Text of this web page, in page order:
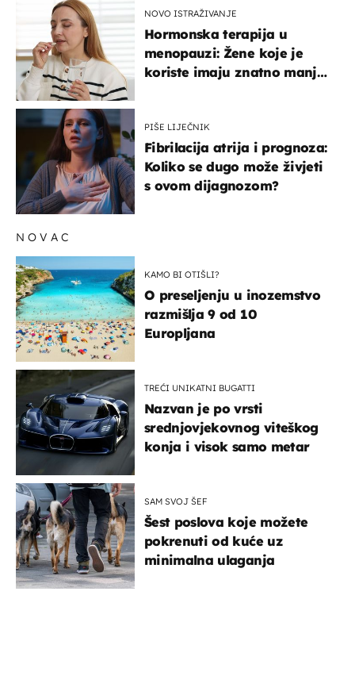
NOVO ISTRAŽIVANJE
Hormonska terapija u
menopauzi: Žene koje je
koriste imaju znatno manji
PIŠE LIJEČNIK
Fibrilacija atrija i prognoza:
Koliko se dugo može živjeti
s ovom dijagnozom?
NOVAC
KAMO BI OTIŠLI?
O preseljenju u inozemstvo
razmišlja 9 od 10
Europljana
TREĆI UNIKATNI BUGATTI
Nazvan je po vrsti
srednjovjekovnog viteškog
konja i visok samo metar
SAM SVOJ ŠEF
Šest poslova koje možete
pokrenuti od kuće uz
minimalna ulaganja